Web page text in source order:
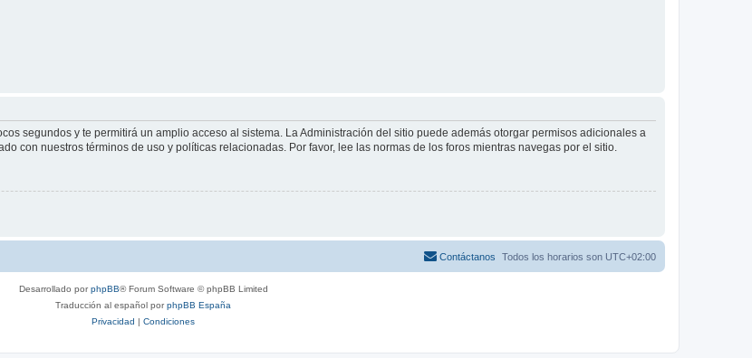
segundos y te permitirá un amplio acceso al sistema. La Administración del sitio puede además otorgar permisos adicionales a
con nuestros términos de uso y políticas relacionadas. Por favor, lee las normas de los foros mientras navegas por el sitio.
Todos los horarios son UTC+02:00
Contáctanos
Desarrollado porphpBB® Forum Software © phpBB Limited
Traducción al español porphpBB España
Privacidad | Condiciones